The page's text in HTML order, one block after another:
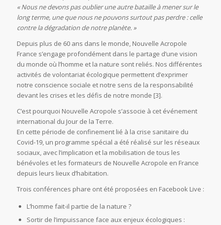
« Nous ne devons pas oublier une autre bataille à mener sur le
long terme, une que nous ne pouvons surtout pas perdre : celle
contre la dégradation de notre planète. »
Depuis plus de 60 ans dans le monde, Nouvelle Acropole
France s’engage profondément dans le partage d’une vision
du monde où l’homme et la nature sont reliés. Nos différentes
activités de volontariat écologique permettent d’exprimer
notre conscience sociale et notre sens de la responsabilité
devant les crises et les défis de notre monde [3].
C’est pourquoi Nouvelle Acropole s’associe à cet événement
international du Jour de la Terre.
En cette période de confinement lié à la crise sanitaire du
Covid-19, un programme spécial a été réalisé sur les réseaux
sociaux, avec l’implication et la mobilisation de tous les
bénévoles et les formateurs de Nouvelle Acropole en France
depuis leurs lieux d’habitation.
Trois conférences phare ont été proposées en Facebook Live :
L’homme fait-il partie de la nature ?
Sortir de l’impuissance face aux enjeux écologiques :